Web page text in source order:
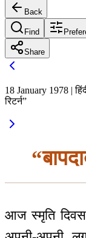
Back
Find
Share
18 January 1978 |
रिटर्न”
आज स्मृति दिवस